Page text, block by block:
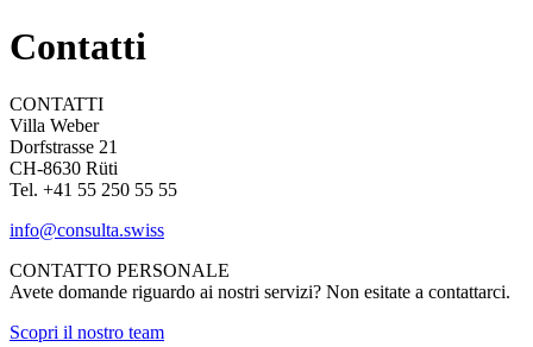
Contatti
CONTATTI
Villa Weber
Dorfstrasse 21
CH-8630 Rüti
Tel. +41 55 250 55 55
info@consulta.swiss
CONTATTO PERSONALE
Avete domande riguardo ai nostri servizi? Non esitate a contattarci.
Scopri il nostro team